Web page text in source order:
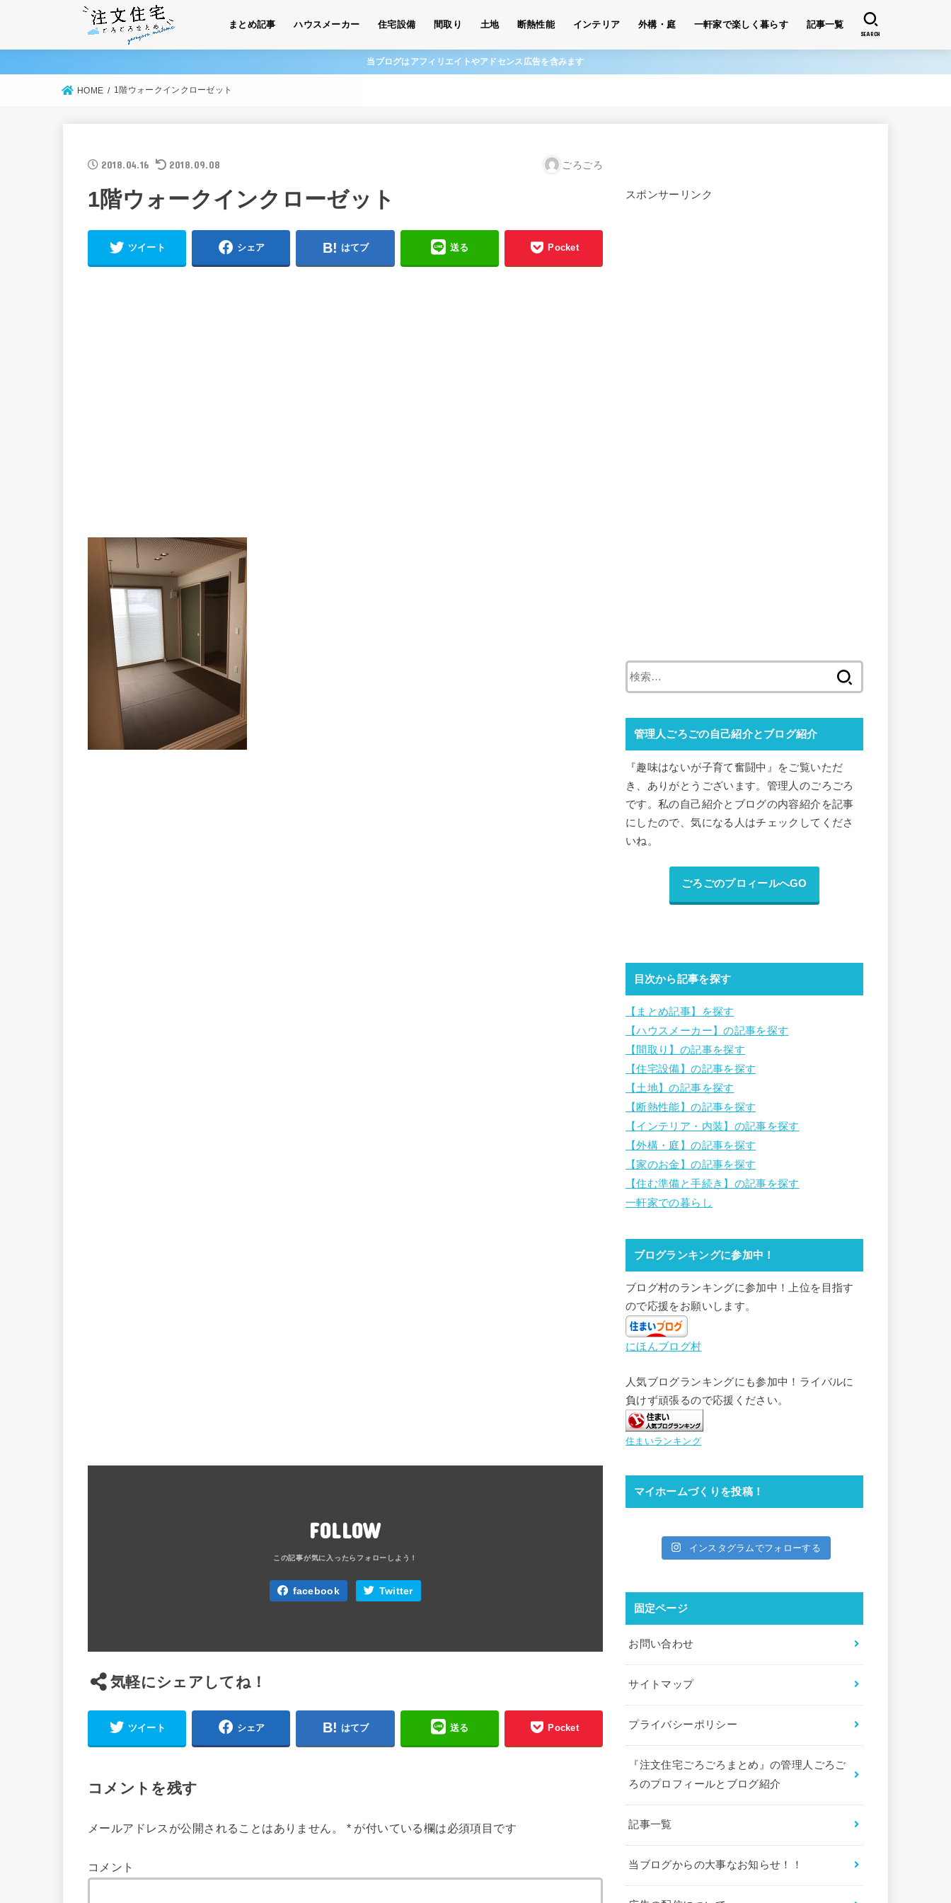
まとめ記事 ハウスメーカー 住宅設備 間取り 土地 断熱性能 インテリア 外構・庭 一軒家で楽しく暮らす 記事一覧
SEARCH
当ブログはアフィリエイトやアドセンス広告を含みます
HOME 1階ウォークインクローゼット
2018.04.16 2018.09.08 ごろごろ
1階ウォークインクローゼット
ツイート シェア はてブ 送る Pocket
FOLLOW
facebook Twitter
気軽にシェアしてね！
ツイート シェア はてブ 送る Pocket
コメントを残す
メールアドレスが公開されることはありません。 *が付いている欄は必須項目です
コメント
スポンサーリンク
索
管理人ごろごの自己紹介とブログ紹介
『趣味はないが子育て奮闘中』をご覧いただ
き、ありがとうございます。管理人のごろごろ
です。私の自己紹介とブログの内容紹介を記事
にしたので、気になる人はチェックしてくださ
いね。
ごろごのプロィールへGO
目次から記事を探す
【まとめ記事】を探す
【ハウスメーカー】の記事を探す
【間取り】の記事を探す
【住宅設備】の記事を探す
【土地】の記事を探す
【断熱性能】の記事を探す
【インテリア・内装】の記事を探す
【外構・庭】の記事を探す
【家のお金】の記事を探す
【住む準備と手続き】の記事を探す
一軒家での暮らし
ブログランキングに参加中！
ブログ村のランキングに参加中！上位を目指す
ので応援をお願いします。
にほんブログ村
人気ブログランキングにも参加中！ライバルに
負けず頑張るので応援ください。
住まいランキング
マイホームづくりを投稿！
インスタグラムでフォローする
固定ページ
お問い合わせ
サイトマップ
プライバシーポリシー
『注文住宅ごろごろまとめ』の管理人ごろご
ろのプロフィールとブログ紹介
記事一覧
当ブログからの大事なお知らせ！！